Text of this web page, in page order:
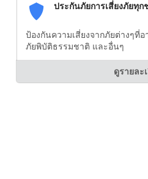
ประกันภัยการเสี่ยงภัยทุก
ป้องกันความเสี่ยงจากภัยต่างๆที่
ภัยพิบัติธรรมชาติ และอื่นๆ
ดูรายละ